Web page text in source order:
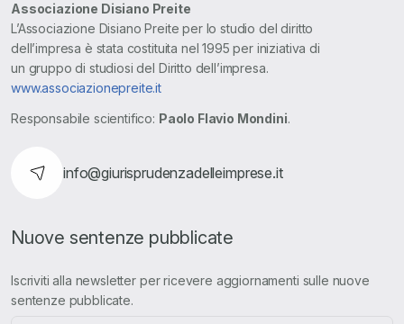
Associazione Disiano Preite
L’Associazione Disiano Preite per lo studio del diritto
dell’impresa è stata costituita nel 1995 per iniziativa di
un gruppo di studiosi del Diritto dell’impresa.
www.associazionepreite.it
Responsabile scientifico: Paolo Flavio Mondini.
info@giurisprudenzadelleimprese.it
Nuove sentenze pubblicate
Iscriviti alla newsletter per ricevere aggiornamenti sulle nuove
sentenze pubblicate.